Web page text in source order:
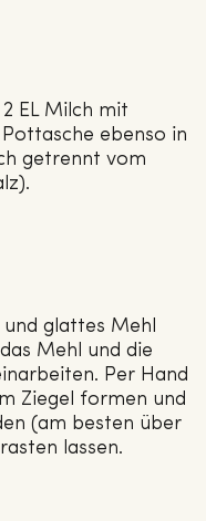
EL Milch mit
ebenso in
getrennt vom
und glattes Mehl
Mehl und die
Per Hand
Ziegel formen und
(am besten über
lassen.